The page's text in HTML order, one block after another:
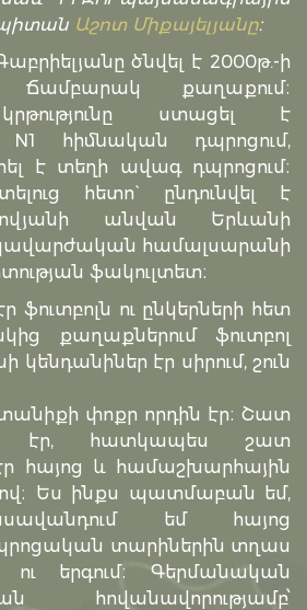
Աշոտ Միքայելյանը։
ծնվել է 2000թ.-ի
Ճամբարակ քաղաքում։
ստացել է
հիմնական դպրոցում,
է տեղի ավագ դպրոցում։
հետո` ընդունվել է
անվան Երևանի
համալսարանի
ֆակուլտետ։
ֆուտբոլն ու ընկերների հետ
քաղաքներում ֆուտբոլ
կենդանիներ էր սիրում, շուն
փոքր որդին էր։ Շատ
էր, հատկապես շատ
հայոց և համաշխարհային
Ես ինքս պատմաբան եմ,
եմ հայոց
տարիներին տղաս
երգում։ Գերմանական
հովանավորությամբ՝